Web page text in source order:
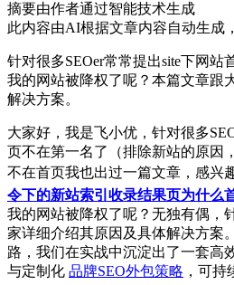
摘要由作者通过智能技术生成
此内容由AI根据文章内容自动生成
针对很多SEOer常常提出site下网站
我的网站被降权了呢？本篇文章跟
解决方案。
大家好，我是飞小优，针对很多
页不在第一名了（排除新站的原因
不在首页我也出过一篇文章，感兴
令下的新站索引收录结果页为什么
我的网站被降权了呢？无独有偶，
家详细介绍其原因及具体解决方案
路，我们在实战中沉淀出了一套高
与定制化 品牌SEO外包策略 ，可持